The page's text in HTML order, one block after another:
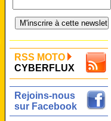
RSS MOTO
CYBERFLUX
Rejoins-nous
sur Facebook